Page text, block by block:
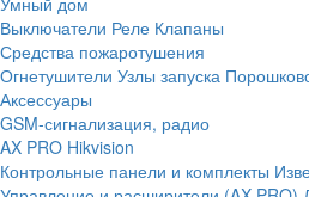
Выключатели Реле Клапаны
Средства пожаротушения
Огнетушители Узлы запуска
Аксессуары
GSM-сигнализация, радио
AX PRO Hikvision
Контрольные панели и комплекты